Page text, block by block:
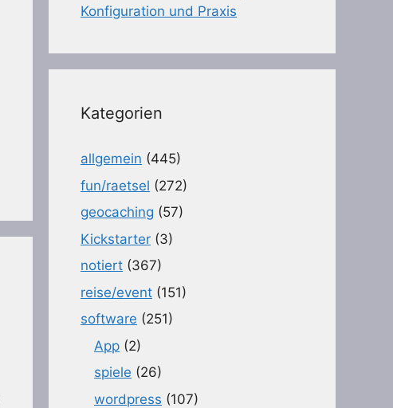
Konfiguration und Praxis
Kategorien
allgemein (445)
fun/raetsel (272)
geocaching (57)
Kickstarter (3)
notiert (367)
reise/event (151)
software (251)
App (2)
spiele (26)
wordpress (107)